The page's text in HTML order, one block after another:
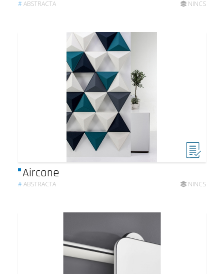
#ABSTRACTA NINCS
Aircone
#ABSTRACTA NINCS